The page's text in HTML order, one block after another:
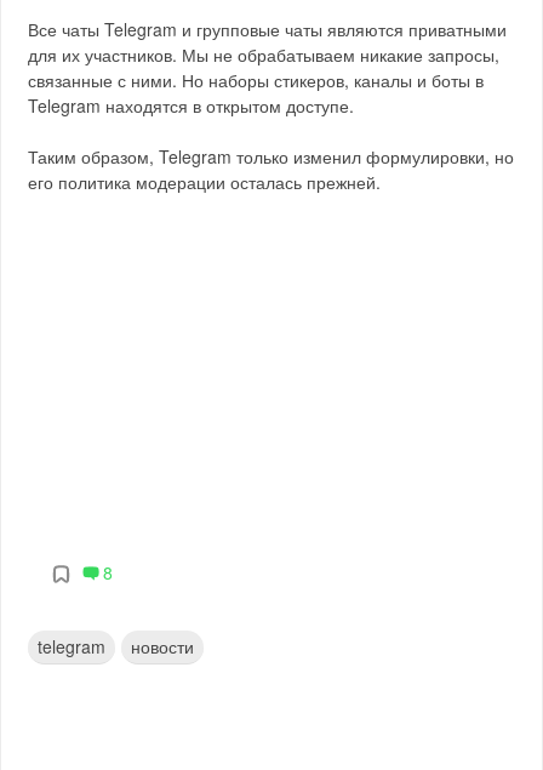
Все чаты Telegram и групповые чаты являются приватными
для их участников. Мы не обрабатываем никакие запросы,
связанные с ними. Но наборы стикеров, каналы и боты в
Telegram находятся в открытом доступе.
Таким образом, Telegram только изменил формулировки, но
его политика модерации осталась прежней.
8
telegram новости